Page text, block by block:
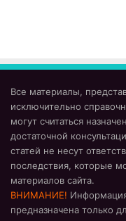
Все материалы,
исключительно
могут считаться
достаточной
статей не несут
последствия, которые
материалов сайта.
ВНИМАНИЕ!
предназначена только